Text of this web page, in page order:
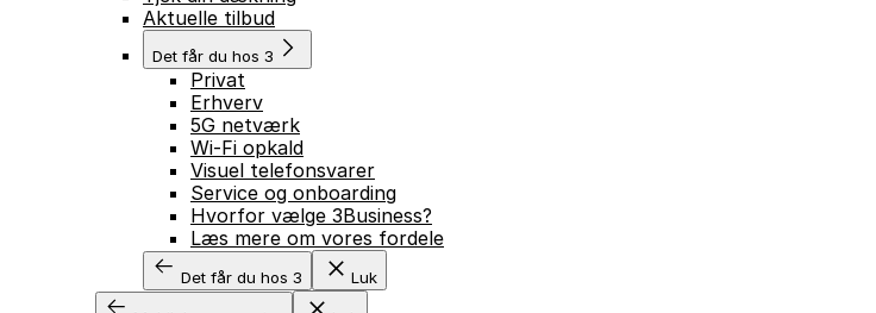
Aktuelle tilbud
Det får du hos 3
Privat
Erhverv
5G netværk
Wi-Fi opkald
Visuel telefonsvarer
Service og onboarding
Hvorfor vælge 3Business?
Læs mere om vores fordele
Det får du hos 3 Luk